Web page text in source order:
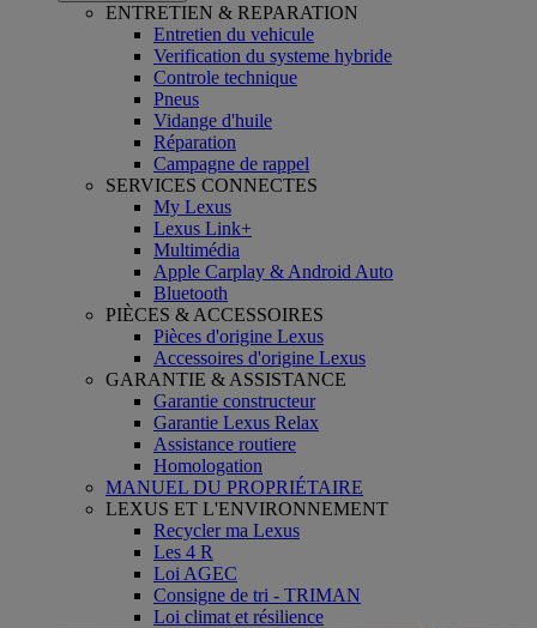
ENTRETIEN & REPARATION
Entretien du vehicule
Verification du systeme hybride
Controle technique
Pneus
Vidange d'huile
Réparation
Campagne de rappel
SERVICES CONNECTES
My Lexus
Lexus Link+
Multimédia
Apple Carplay & Android Auto
Bluetooth
PIÈCES & ACCESSOIRES
Pièces d'origine Lexus
Accessoires d'origine Lexus
GARANTIE & ASSISTANCE
Garantie constructeur
Garantie Lexus Relax
Assistance routiere
Homologation
MANUEL DU PROPRIÉTAIRE
LEXUS ET L'ENVIRONNEMENT
Recycler ma Lexus
Les 4 R
Loi AGEC
Consigne de tri - TRIMAN
Loi climat et résilience